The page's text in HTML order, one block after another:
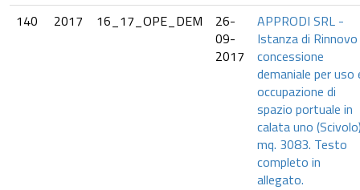
140
2017 16_17_OPE_DEM
26-
09-
2017
APPRODI SRL -
Istanza di Rinnovo
concessione
demaniale per uso
occupazione di
spazio portuale in
calata uno
mq. 3083. Testo
completo in
allegato.